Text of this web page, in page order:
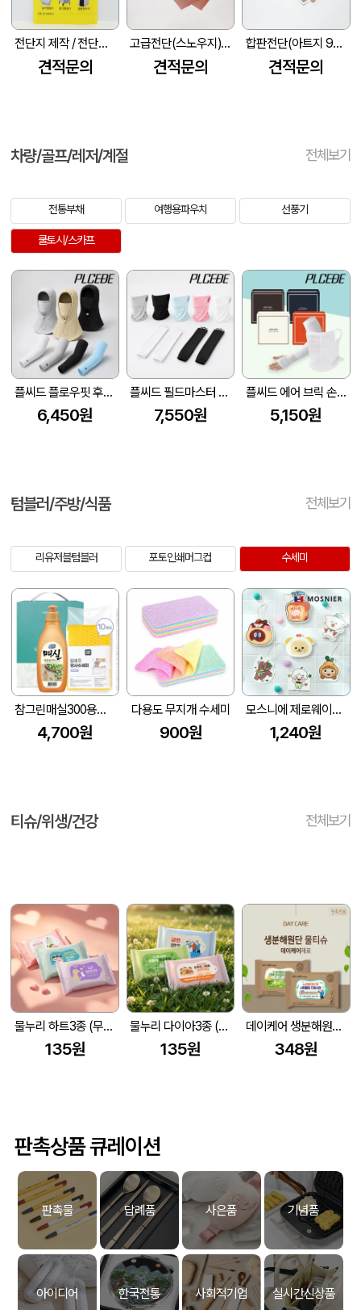
전단지 제작 / 전단지 인쇄 / 홍보 개업 전단지 주문제작(아트지)
견적문의
고급전단(스노우지) (210*297mm)
견적문의
합판전단(아트지 90g) (210*297mm)
견적문의
차량/골프/레저/계절 전체보기
전통부채 여행용파우치 선풍기
쿨토시/스카프
플씨드 플로우핏 후드 쿨바라클라바 + 아쿠아 손 쿨토시 2종 세트
6,450원
플씨드 필드마스터 고리형 손등커버 쿨토시 + 귀걸이 쿨마스크 2종 세트
7,550원
플씨드 에어 브릭 손 쿨토시 + 메쉬 귀걸이 쿨마스크 2종 세트
5,150원
텀블러/주방/식품 전체보기
리유저블텀블러 포토인쇄머그컵 수세미
참그린매실300용기 망사수세미10매(2종)
4,700원
다용도 무지개 수세미
900원
모스니에 제로웨이스트 생분해 수세미 주문제작
1,240원
티슈/위생/건강 전체보기
물누리 하트3종 (무광) 물티슈 10매/15매/20매
135원
물누리 다이아3종 (무광) 물티슈 10매/15매/20매
135원
데이케어 생분해원단 제로 물티슈 15매 홍보.전도.판촉용 추천
348원
판촉상품 큐레이션
판촉물 답례품 사은품 기념품
아이디어 한국전통 사회적기업 실시간신상품